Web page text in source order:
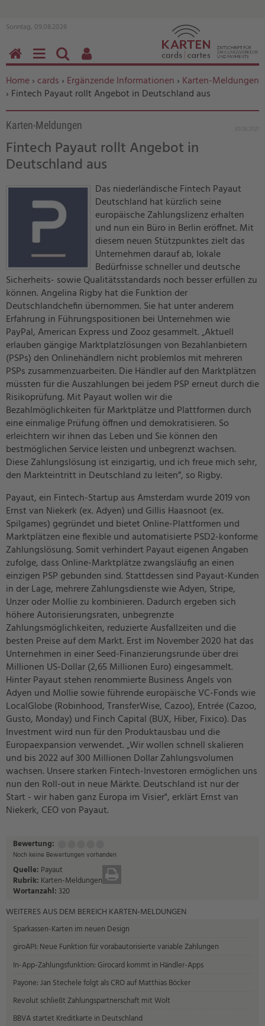
Sonntag, 09.08.2026
Sie befinden sich hier:
Home› cards › Ergänzende Informationen › Karten-Meldungen
› Fintech Payaut rollt Angebot in Deutschland aus
Karten-Meldungen
Fintech Payaut rollt Angebot in
Deutschland aus
Das niederländische Fintech Payaut
Deutschland hat kürzlich seine
europäische Zahlungslizenz erhalten
und nun ein Büro in Berlin eröffnet. Mit
diesem neuen Stützpunktes zielt das
Unternehmen darauf ab, lokale
Bedürfnisse schneller und deutsche
Sicherheits- sowie Qualitätsstandards noch besser erfüllen zu
können. Angelina Rigby hat die Funktion der
Deutschlandchefin übernommen. Sie hat unter anderem
Erfahrung in Führungspositionen bei Unternehmen wie
PayPal, American Express und Zooz gesammelt. „Aktuell
erlauben gängige Marktplatzlösungen von Bezahlanbietern
(PSPs) den Onlinehändlern nicht problemlos mit mehreren
PSPs zusammenzuarbeiten. Die Händler auf den Marktplätzen
müssten für die Auszahlungen bei jedem PSP erneut durch die
Risikoprüfung. Mit Payaut wollen wir die
Bezahlmöglichkeiten für Marktplätze und Plattformen durch
eine einmalige Prüfung öffnen und demokratisieren. So
erleichtern wir ihnen das Leben und Sie können den
bestmöglichen Service leisten und unbegrenzt wachsen.
Diese Zahlungslösung ist einzigartig, und ich freue mich sehr,
den Markteintritt in Deutschland zu leiten”, so Rigby.
Payaut, ein Fintech-Startup aus Amsterdam wurde 2019 von
Ernst van Niekerk (ex. Adyen) und Gillis Haasnoot (ex.
Spilgames) gegründet und bietet Online-Plattformen und
Marktplätzen eine flexible und automatisierte PSD2-konforme
Zahlungslösung. Somit verhindert Payaut eigenen Angaben
zufolge, dass Online-Marktplätze zwangsläufig an einen
einzigen PSP gebunden sind. Stattdessen sind Payaut-Kunden
in der Lage, mehrere Zahlungsdienste wie Adyen, Stripe,
Unzer oder Mollie zu kombinieren. Dadurch ergeben sich
höhere Autorisierungsraten, unbegrenzte
Zahlungsmöglichkeiten, reduzierte Ausfallzeiten und die
besten Preise auf dem Markt. Erst im November 2020 hat das
Unternehmen in einer Seed-Finanzierungsrunde über drei
Millionen US-Dollar (2,65 Millionen Euro) eingesammelt.
Hinter Payaut stehen renommierte Business Angels von
Adyen und Mollie sowie führende europäische VC-Fonds wie
LocalGlobe (Robinhood, TransferWise, Cazoo), Entrée (Cazoo,
Gusto, Monday) und Finch Capital (BUX, Hiber, Fixico). Das
Investment wird nun für den Produktausbau und die
Europaexpansion verwendet. „Wir wollen schnell skalieren
und bis 2022 auf 300 Millionen Dollar Zahlungsvolumen
wachsen. Unsere starken Fintech-Investoren ermöglichen uns
nun den Roll-out in neue Märkte. Deutschland ist nur der
Start - wir haben ganz Europa im Visier", erklärt Ernst van
Niekerk, CEO von Payaut.
Bewertung:
(1
Punkt)
(2 (3 (4
Punkte)
gut
Punkte)
Noch keine Bewertungen vorhanden
Quelle: Payaut
Rubrik: Karten-Meldungen
Wortanzahl:320
WEITERES AUS DEM BEREICH KARTEN-MELDUNGEN
Sparkassen-Karten im neuen Design
giroAPI: Neue Funktion für vorabautorisierte variable Zahlungen
In-App-Zahlungsfunktion: Girocard kommt in Händler-Apps
Payone: Jan Stechele folgt als CRO auf Matthias Böcker
Revolut schließt Zahlungspartnerschaft mit Wolt
BBVA startet Kreditkarte in Deutschland
HOMEMENÜSUCHEN
BENUTZERFUNKTIONEN